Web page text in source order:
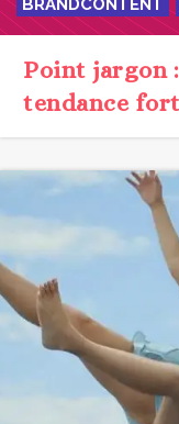
BRANDCONTENT
Point jargon
tendance